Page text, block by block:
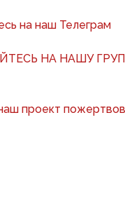
на наш Телеграм
НА НАШУ
проект